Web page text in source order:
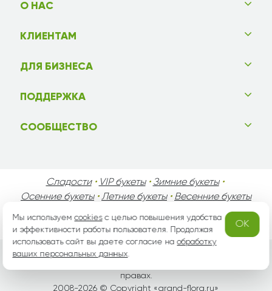
О НАС
КЛИЕНТАМ
ДЛЯ БИЗНЕСА
ПОДДЕРЖКА
СООБЩЕСТВО
Сладости• VIP букеты• Зимние букеты•
Осенние букеты•Летние букеты• Весенние букеты
•
День Мужчин•Праздники!
правах.
2008-2026 © Copyright «grand-flora.ru»
Мы используемcookiesс целью повышения удобства
и эффективности работы пользователя. Продолжая
использовать сайт вы даете согласие наобработку
ваших персональных данных.
OK